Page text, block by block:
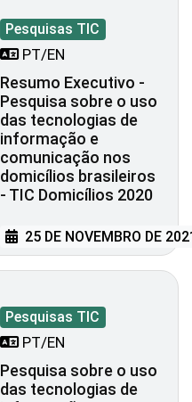
Pesquisas TIC
PT/EN
Resumo Executivo -
Pesquisa sobre o uso
das tecnologias de
informação e
comunicação nos
domicílios brasileiros
- TIC Domicílios 2020
25 DE NOVEMBRO DE
Pesquisas TIC
PT/EN
Pesquisa sobre o uso
das tecnologias de